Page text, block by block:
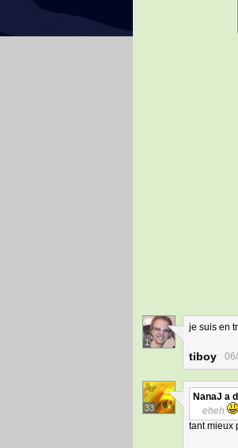
1
je suis en
tiboy
33
NanaJ a
eheh
tant mieux